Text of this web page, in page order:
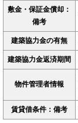
敷金・保証金償却：
備考
建築協力金の有無
建築協力金返済期間
物件管理者情報
賃貸借条件：備考